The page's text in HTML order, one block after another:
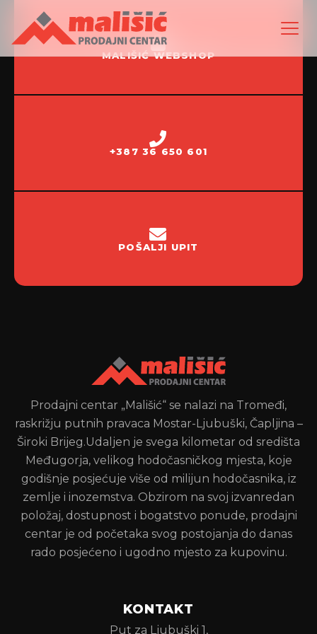
MALIŠIĆ WEBSHOP
+387 36 650 601
POŠALJI UPIT
Prodajni centar „Mališić“ se nalazi na Tromeđi,
raskrižju putnih pravaca Mostar-Ljubuški, Čapljina –
Široki Brijeg.Udaljen je svega kilometar od središta
Međugorja, velikog hodočasničkog mjesta, koje
godišnje posjećuje više od milijun hodočasnika, iz
zemlje i inozemstva. Obzirom na svoj izvanredan
položaj, dostupnost i bogatstvo ponude, prodajni
centar je od početaka svog postojanja do danas
rado posjećeno i ugodno mjesto za kupovinu.
KONTAKT
Put za Ljubuški 1,